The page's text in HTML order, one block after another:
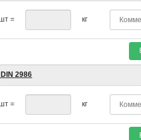
= кг
2986
= кг